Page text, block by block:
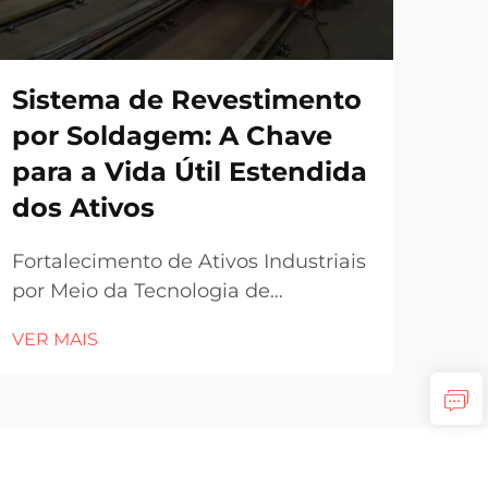
Sistema de Revestimento
por Soldagem: A Chave
para a Vida Útil Estendida
dos Ativos
Fortalecimento de Ativos Industriais
por Meio da Tecnologia de
operam em ambientes altamente
VER MAIS